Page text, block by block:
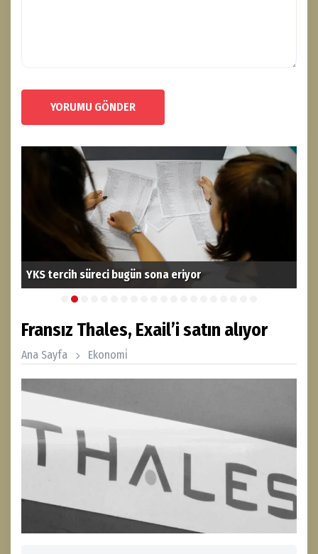
YORUMU GÖNDER
YKS tercih süreci bugün sona eriyor
Fransız Thales, Exail’i satın alıyor
Ana Sayfa Ekonomi̇